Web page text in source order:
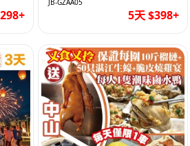
天
JB-GZAA05
5天 $398+